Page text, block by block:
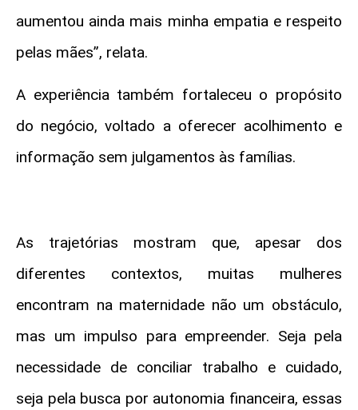
aumentou ainda mais minha empatia e respeito
pelas mães”, relata.
A experiência também fortaleceu o propósito
do negócio, voltado a oferecer acolhimento e
informação sem julgamentos às famílias.
As trajetórias mostram que, apesar dos
diferentes contextos, muitas mulheres
encontram na maternidade não um obstáculo,
mas um impulso para empreender. Seja pela
necessidade de conciliar trabalho e cuidado,
seja pela busca por autonomia financeira, essas